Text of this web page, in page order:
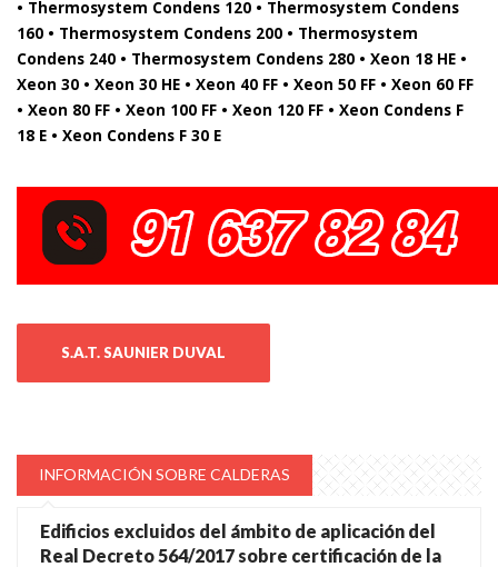
• Thermosystem Condens 120 • Thermosystem Condens
160 • Thermosystem Condens 200 • Thermosystem
Condens 240 • Thermosystem Condens 280 • Xeon 18 HE •
Xeon 30 • Xeon 30 HE • Xeon 40 FF • Xeon 50 FF • Xeon 60 FF
• Xeon 80 FF • Xeon 100 FF • Xeon 120 FF • Xeon Condens F
18 E • Xeon Condens F 30 E
S.A.T. SAUNIER DUVAL
INFORMACIÓN SOBRE CALDERAS
Edificios excluidos del ámbito de aplicación del
Real Decreto 564/2017 sobre certificación de la